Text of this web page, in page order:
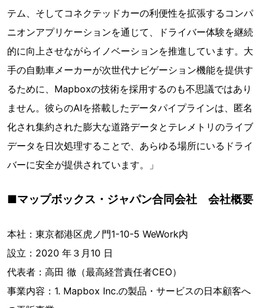
テム、そしてコネクテッドカーの利便性を拡張するコンパ
ニオンアプリケーションを通じて、ドライバー体験を継続
的に向上させながらイノベーションを推進しています。大
手の自動車メーカーが次世代ナビゲーション機能を提供す
るために、Mapboxの技術を採用するのも不思議ではあり
ません。彼らのAIを搭載したデータパイプラインは、匿名
化され集約された膨大な道路データとテレメトリのライブ
データを日次処理することで、あらゆる場所にいるドライ
バーに安全が提供されています。」
■マップボックス・ジャパン合同会社 会社概要
本社：東京都港区⻁ノ⾨1-10-5 WeWork内
設⽴：2020 年３⽉10 ⽇
代表者：⾼⽥ 徹（最⾼経営責任者CEO）
事業内容：1. Mapbox Inc.の製品・サービスの⽇本顧客へ